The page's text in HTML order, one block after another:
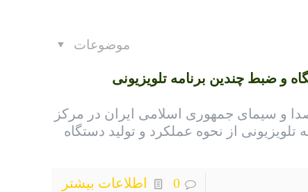
موضوعات
و ضبط چندین برنامه تلویزیونی
و سیمای جمهوری اسلامی ایران در مرکز
از نحوه عملکرد و تولید دستگاه
0 اطلاعات بیشتر